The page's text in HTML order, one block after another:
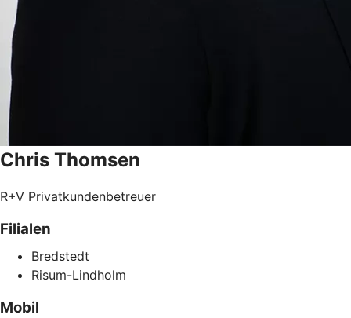
Chris Thomsen
R+V Privatkundenbetreuer
Filialen
Bredstedt
Risum-Lindholm
Mobil